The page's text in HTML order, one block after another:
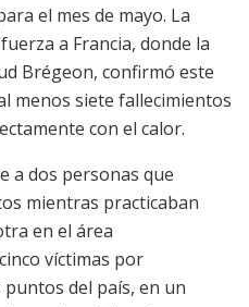
el mes de mayo. La
a Francia, donde la
Brégeon, confirmó este
menos siete fallecimientos
con el calor.
a dos personas que
mientras practicaban
en el área
víctimas por
del país, en un